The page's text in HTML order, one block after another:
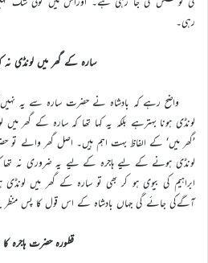
رہی۔
سارہ کے گھر میں لونڈی نہ
واضح رہے کہ بادشاہ نے حضرت سارہ سے یہ نہیں
لونڈی ہونا بہترہے بلکہ یہ کہا تھا کہ سارہ کے گھر
’گھر میں‘ کے الفاظ بہت اہم ہیں۔ اصل گھر والے تو
لونڈی ہونے کے لیے ہاجرہ کے لیے یہ ضروری نہ
ابراہیم کی بیوی ہو کر بھی تو سارہ کے گھر میں
آگےکی جائے گی جہاں بادشاہ کے اس قول کا پس منظر
قطورہ حضرت ہاجرہ کا